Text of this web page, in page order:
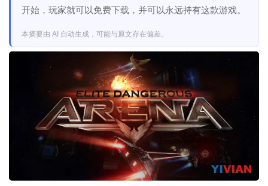
开始，玩家就可以免费下载，并可以永远持有这款游戏。
本摘要由 AI 自动生成，可能与原文存在偏差。
映维网（nweon.com）